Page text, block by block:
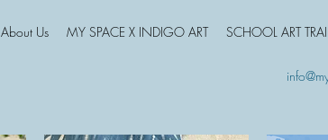
About Us MY SPACE X INDIGO ART SCHOOL ART